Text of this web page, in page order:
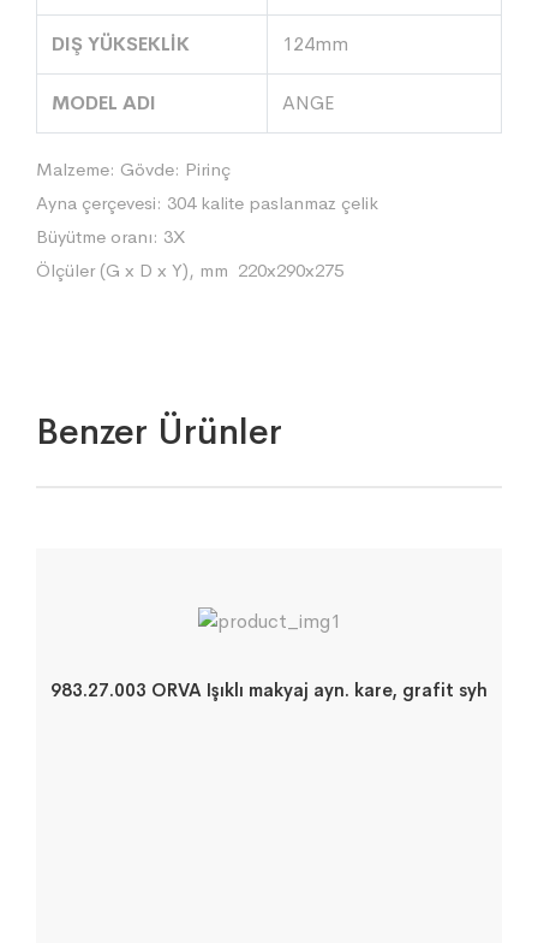
DIŞ YÜKSEKLİK 124mm
MODEL ADI ANGE
Malzeme: Gövde: Pirinç
Ayna çerçevesi: 304 kalite paslanmaz çelik
Büyütme oranı: 3X
Ölçüler (G x D x Y), mm 220x290x275
Benzer Ürünler
983.27.003 ORVA Işıklı makyaj ayn. kare, grafit syh